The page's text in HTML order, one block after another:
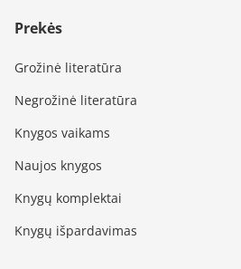
Prekės
Grožinė literatūra
Negrožinė literatūra
Knygos vaikams
Naujos knygos
Knygų komplektai
Knygų išpardavimas